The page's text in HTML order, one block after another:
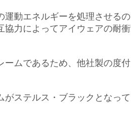
動エネルギーを処理させるの
力によってアイウェアの耐
ームであるため、他社製の度
ステルス・ブラックとなっ